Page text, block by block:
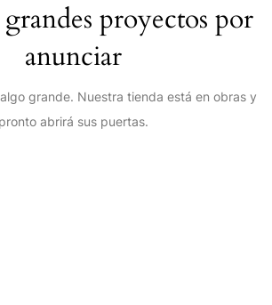
proyectos por
anunciar
grande. Nuestra tienda está en obras y
pronto abrirá sus puertas.